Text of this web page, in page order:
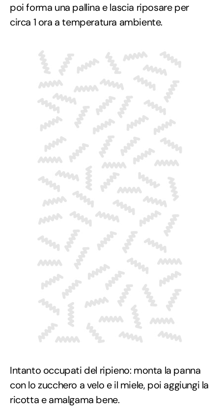
poi forma una pallina e lascia riposare per
circa 1 ora a temperatura ambiente.
Intanto occupati del ripieno: monta la panna
con lo zucchero a velo e il miele, poi aggiungi la
ricotta e amalgama bene.